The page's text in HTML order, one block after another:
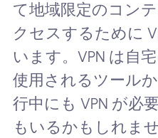
て地域限定のコン
クセスするために
います。VPN は自
使用されるツール
行中にも VPN が必
もいるかもしれませ